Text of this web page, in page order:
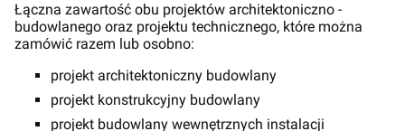
Łączna zawartość obu projektów architektoniczno -
budowlanego oraz projektu technicznego, które można
zamówić razem lub osobno:
projekt architektoniczny budowlany
projekt konstrukcyjny budowlany
projekt budowlany wewnętrznych instalacji